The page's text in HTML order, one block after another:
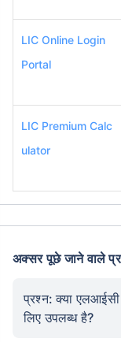
LIC Online Login
Portal
LIC Premium Calc
ulator
अक्सर पूछे जाने वाले
प्रश्न: क्या एलआईसी
लिए उपलब्ध है?